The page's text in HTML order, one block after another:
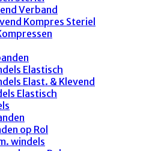
Verband
Kompres Steriel
Elastisch
Elast. & Klevend
Elastisch
op Rol
windels